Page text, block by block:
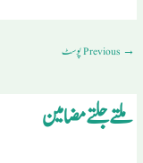
→
ملتے جلتے مضامین